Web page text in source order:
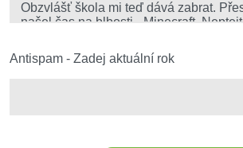
Antispam - Zadej aktuální rok